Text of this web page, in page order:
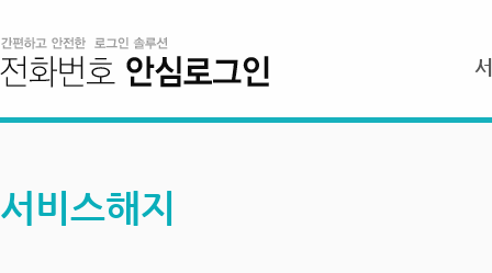
서비스해지